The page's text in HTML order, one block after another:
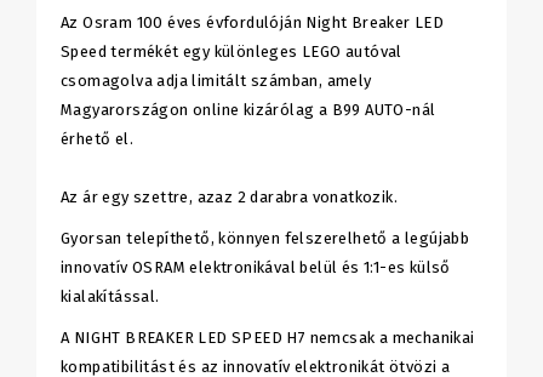
Az Osram 100 éves évfordulóján Night Breaker LED
Speed termékét egy különleges LEGO autóval
csomagolva adja limitált számban, amely
Magyarországon online kizárólag a B99 AUTO-nál
érhető el.
Az ár egy szettre, azaz 2 darabra vonatkozik.
Gyorsan telepíthető, könnyen felszerelhető a legújabb
innovatív OSRAM elektronikával belül és 1:1-es külső
kialakítással.
A NIGHT BREAKER LED SPEED H7 nemcsak a mechanikai
kompatibilitást és az innovatív elektronikát ötvözi a